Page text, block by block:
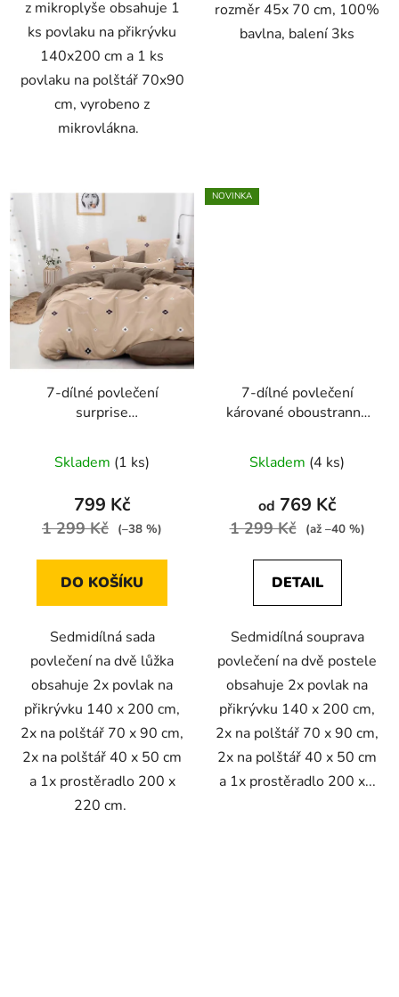
z mikroplyše obsahuje 1
ks povlaku na přikrývku
140x200 cm a 1 ks
povlaku na polštář 70x90
cm, vyrobeno z
mikrovlákna.
rozměr 45x 70 cm, 100%
bavlna, balení 3ks
7-dílné povlečení
surprise
béžová hnědá 140x200
na dvě postele
Skladem (1 ks)
799 Kč
1 299 Kč (–38 %)
DO KOŠÍKU
Sedmidílná sada
povlečení na dvě lůžka
obsahuje 2x povlak na
přikrývku 140 x 200 cm,
2x na polštář 70 x 90 cm,
2x na polštář 40 x 50 cm
a 1x prostěradlo 200 x
220 cm.
NOVINKA
7-dílné povlečení
kárované oboustranné
postele
Skladem (4 ks)
od 769 Kč
1 299 Kč (až –40 %)
DETAIL
Sedmidílná souprava
povlečení na dvě postele
obsahuje 2x povlak na
přikrývku 140 x 200 cm,
2x na polštář 70 x 90 cm,
2x na polštář 40 x 50 cm
a 1x prostěradlo 200 x...